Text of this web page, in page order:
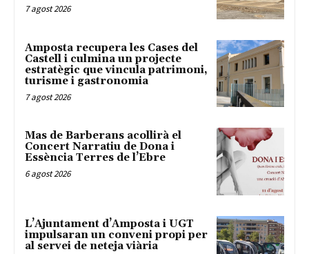
7 agost 2026
Amposta recupera les Cases del
Castell i culmina un projecte
estratègic que vincula patrimoni,
turisme i gastronomia
7 agost 2026
Mas de Barberans acollirà el
Concert Narratiu de Dona i
Essència Terres de l’Ebre
6 agost 2026
L’Ajuntament d’Amposta i UGT
impulsaran un conveni propi per
al servei de neteja viària